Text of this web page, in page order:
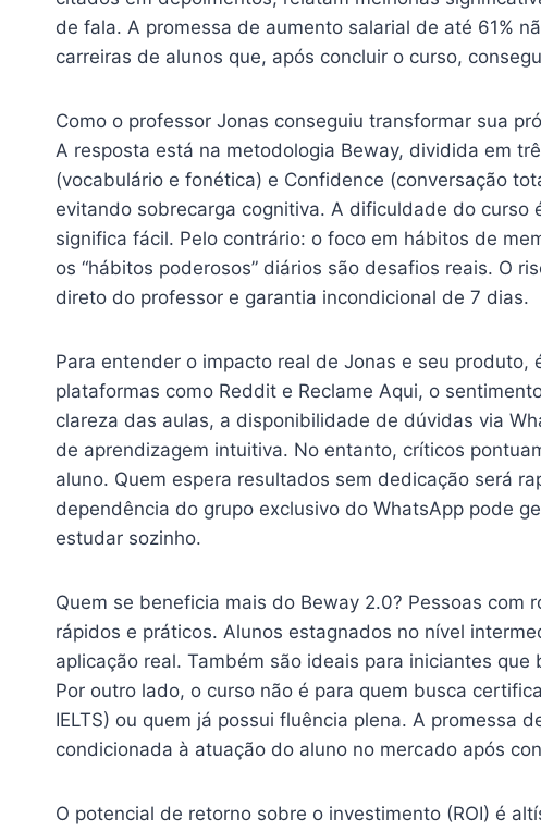
de fala. A promessa de aumento salarial de até 61%
carreiras de alunos que, após concluir o curso,
Como o professor Jonas conseguiu transformar sua
A resposta está na metodologia Beway, dividida em
(vocabulário e fonética) e Confidence (conversação
evitando sobrecarga cognitiva. A dificuldade do
significa fácil. Pelo contrário: o foco em hábitos de
os “hábitos poderosos” diários são desafios reais. O
direto do professor e garantia incondicional de 7 dias.
Para entender o impacto real de Jonas e seu produto,
plataformas como Reddit e Reclame Aqui, o
clareza das aulas, a disponibilidade de dúvidas via
de aprendizagem intuitiva. No entanto, críticos
aluno. Quem espera resultados sem dedicação será
dependência do grupo exclusivo do WhatsApp pode
estudar sozinho.
Quem se beneficia mais do Beway 2.0? Pessoas com
rápidos e práticos. Alunos estagnados no nível
aplicação real. Também são ideais para iniciantes
Por outro lado, o curso não é para quem busca
IELTS) ou quem já possui fluência plena. A promessa
condicionada à atuação do aluno no mercado após
O potencial de retorno sobre o investimento (ROI) é